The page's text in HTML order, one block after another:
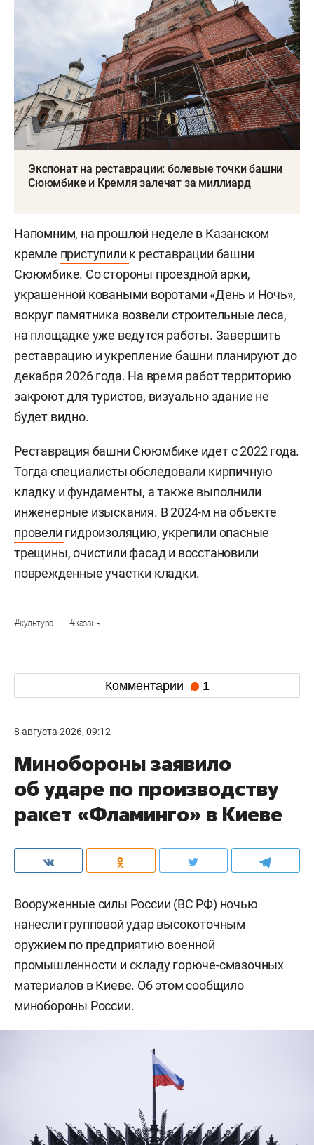
Экспонат на реставрации: болевые точки башни
Сююмбике и Кремля залечат за миллиард
Напомним, на прошлой неделе в Казанском
кремле приступили к реставрации башни
Сююмбике. Со стороны проездной арки,
украшенной коваными воротами «День и Ночь»,
вокруг памятника возвели строительные леса,
на площадке уже ведутся работы. Завершить
реставрацию и укрепление башни планируют до
декабря 2026 года. На время работ территорию
закроют для туристов, визуально здание не
будет видно.
Реставрация башни Сююмбике идет с 2022 года.
Тогда специалисты обследовали кирпичную
кладку и фундаменты, а также выполнили
инженерные изыскания. В 2024-м на объекте
провели гидроизоляцию, укрепили опасные
трещины, очистили фасад и восстановили
поврежденные участки кладки.
#культура #казань
Комментарии 1
8 августа 2026, 09:12
Минобороны заявило
об ударе по производству
ракет «Фламинго» в Киеве
Вооруженные силы России (ВС РФ) ночью
нанесли групповой удар высокоточным
оружием по предприятию военной
промышленности и складу горюче-смазочных
материалов в Киеве. Об этомсообщило
минобороны России.